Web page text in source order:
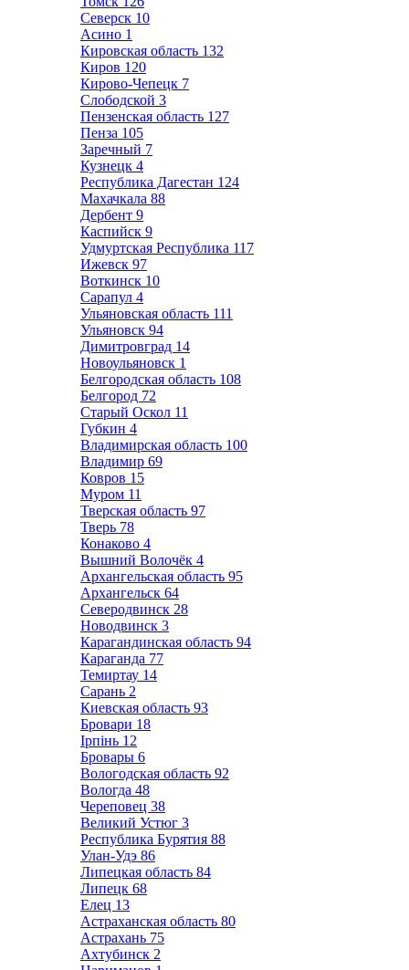
Северск 10
Асино 1
Кировская область 132
Киров 120
Кирово-Чепецк 7
Слободской 3
Пензенская область 127
Пенза 105
Заречный 7
Кузнецк 4
Республика Дагестан 124
Махачкала 88
Дербент 9
Каспийск 9
Удмуртская Республика 117
Ижевск 97
Воткинск 10
Сарапул 4
Ульяновская область 111
Ульяновск 94
Димитровград 14
Новоульяновск 1
Белгородская область 108
Белгород 72
Старый Оскол 11
Губкин 4
Владимирская область 100
Владимир 69
Ковров 15
Муром 11
Тверская область 97
Тверь 78
Конаково 4
Вышний Волочёк 4
Архангельская область 95
Архангельск 64
Северодвинск 28
Новодвинск 3
Карагандинская область 94
Караганда 77
Темиртау 14
Сарань 2
Киевская область 93
Бровари 18
Ірпінь 12
Бровары 6
Вологодская область 92
Вологда 48
Череповец 38
Великий Устюг 3
Республика Бурятия 88
Улан-Удэ 86
Липецкая область 84
Липецк 68
Елец 13
Астраханская область 80
Астрахань 75
Ахтубинск 2